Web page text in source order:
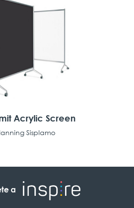
Acrylic Screen
Sisplamo
a